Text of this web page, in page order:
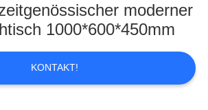
moderner
1000*600*450mm
KONTAKT!